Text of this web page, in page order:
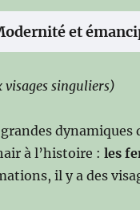
et
visages singuliers)
à l’histoire :les
il y a des